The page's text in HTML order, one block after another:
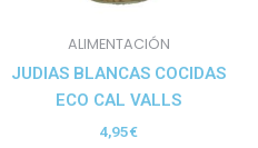
ALIMENTACIÓN
JUDIAS BLANCAS COCIDAS
ECO CAL VALLS
4,95€
en